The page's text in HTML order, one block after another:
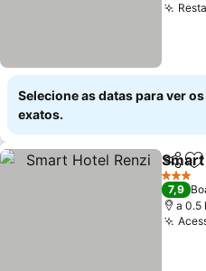
Selecione as datas para ver
exatos.
3 Estrelas
7,9
a 0.5